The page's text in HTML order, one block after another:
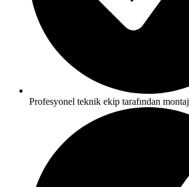
Profesyonel teknik ekip tarafından montaj